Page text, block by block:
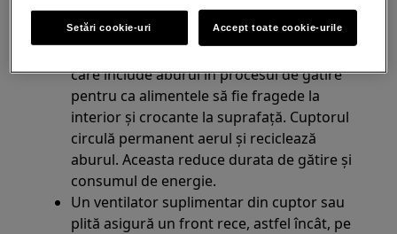
scoasă precum în cazul cuptoarelor mai
vechi.
care include aburul în procesul de gătire
pentru ca alimentele să fie fragede la
interior și crocante la suprafață. Cuptorul
circulă permanent aerul și reciclează
aburul. Aceasta reduce durata de gătire și
consumul de energie.
Un ventilator suplimentar din cuptor sau
plită asigură un front rece, astfel încât, pe
Setări cookie-uri Accept toate cookie-urile